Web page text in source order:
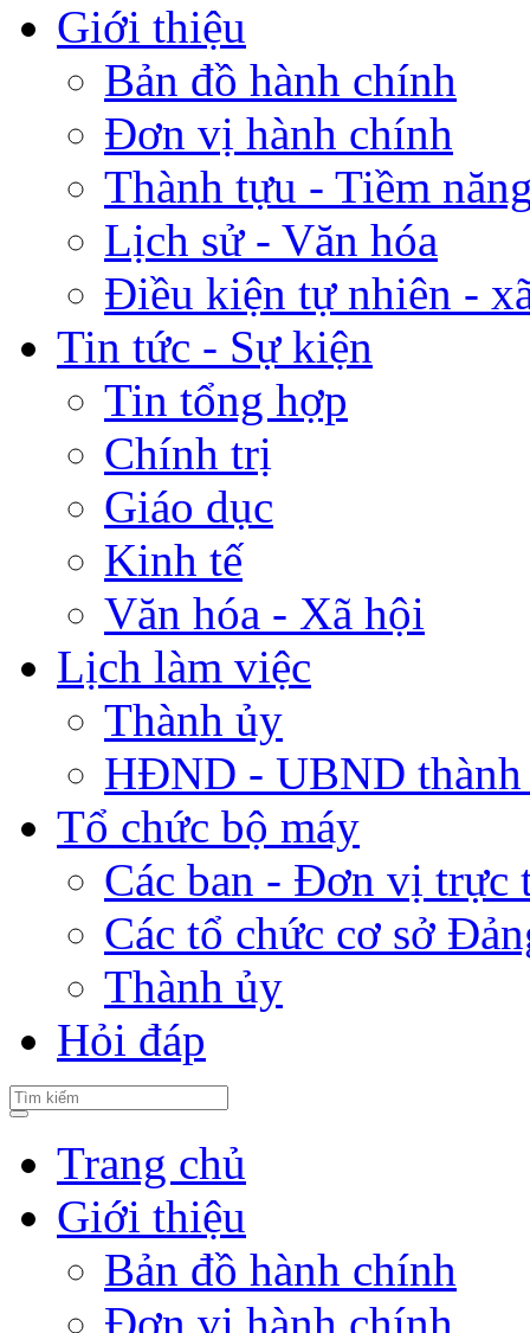
Giới thiệu
Bản đồ hành chính
Đơn vị hành chính
Thành tựu - Tiềm
Lịch sử - Văn hóa
Điều kiện tự nhiên -
Tin tức - Sự kiện
Tin tổng hợp
Chính trị
Giáo dục
Kinh tế
Văn hóa - Xã hội
Lịch làm việc
Thành ủy
HĐND - UBND thành
Tổ chức bộ máy
Các ban - Đơn vị trực
Các tổ chức cơ sở
Thành ủy
Hỏi đáp
Trang chủ
Giới thiệu
Bản đồ hành chính